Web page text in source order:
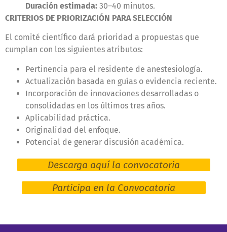
Duración estimada: 30–40 minutos.
CRITERIOS DE PRIORIZACIÓN PARA SELECCIÓN
El comité científico dará prioridad a propuestas que
cumplan con los siguientes atributos:
Pertinencia para el residente de anestesiología.
Actualización basada en guías o evidencia reciente.
Incorporación de innovaciones desarrolladas o
consolidadas en los últimos tres años.
Aplicabilidad práctica.
Originalidad del enfoque.
Potencial de generar discusión académica.
Descarga aquí la convocatoria
Participa en la Convocatoria